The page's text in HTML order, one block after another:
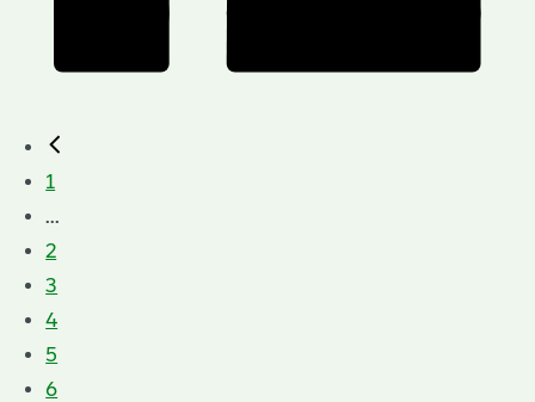
1
...
2
3
4
5
6